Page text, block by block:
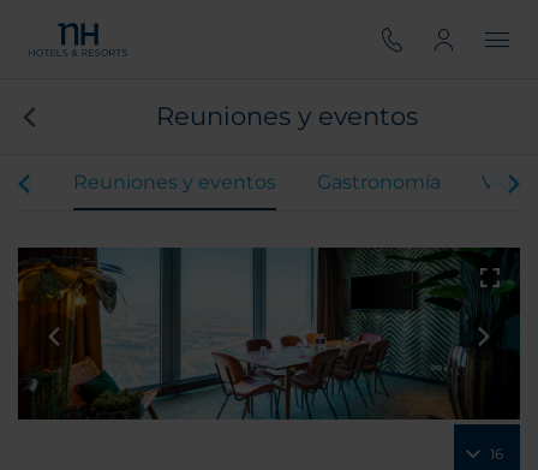
Reuniones y eventos
Reuniones y eventos Gastronomía
16